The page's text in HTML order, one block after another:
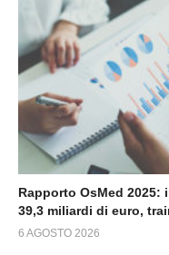
Rapporto OsMed 2025:
39,3 miliardi di euro,
6 AGOSTO 2026